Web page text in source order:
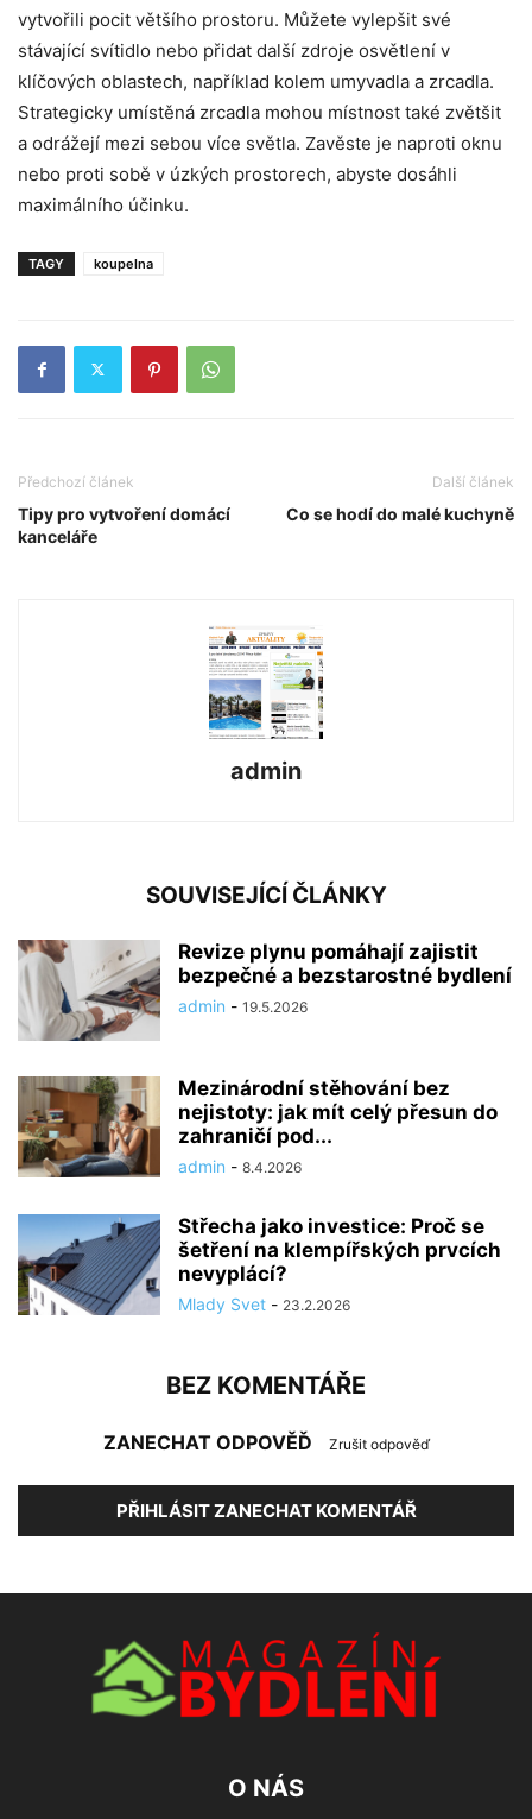
vytvořili pocit většího prostoru. Můžete vylepšit své
stávající svítidlo nebo přidat další zdroje osvětlení v
klíčových oblastech, například kolem umyvadla a zrcadla.
Strategicky umístěná zrcadla mohou místnost také zvětšit
a odrážejí mezi sebou více světla. Zavěste je naproti oknu
nebo proti sobě v úzkých prostorech, abyste dosáhli
maximálního účinku.
TAGY koupelna
Předchozí článek
Tipy pro vytvoření domácí
kanceláře
Další článek
Co se hodí do malé kuchyně
admin
SOUVISEJÍCÍ ČLÁNKY
Revize plynu pomáhají zajistit
bezpečné a bezstarostné bydlení
admin - 19.5.2026
Mezinárodní stěhování bez
nejistoty: jak mít celý přesun do
zahraničí pod...
admin - 8.4.2026
Střecha jako investice: Proč se
šetření na klempířských prvcích
nevyplácí?
Mlady Svet - 23.2.2026
BEZ KOMENTÁŘE
ZANECHAT ODPOVĚĎ Zrušit odpověď
PŘIHLÁSIT ZANECHAT KOMENTÁŘ
O NÁS